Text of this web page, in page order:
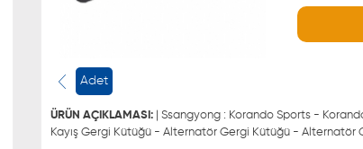
Adet
ÜRÜN AÇIKLAMASI: | Ssangyong : Korando Sports -
Kayış Gergi Kütüğü - Alternatör Gergi Kütüğü - Alternatör